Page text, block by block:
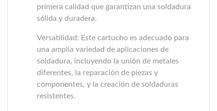
primera calidad que garantizan una soldadura
sólida y duradera.
Versatilidad: Este cartucho es adecuado para
una amplia variedad de aplicaciones de
soldadura, incluyendo la unión de metales
diferentes, la reparación de piezas y
componentes, y la creación de soldaduras
resistentes.